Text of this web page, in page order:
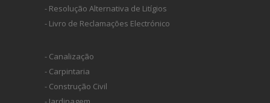
- Resolução Alternativa de Litígios
- Livro de Reclamações Electrónico
- Canalização
- Carpintaria
- Construção Civil